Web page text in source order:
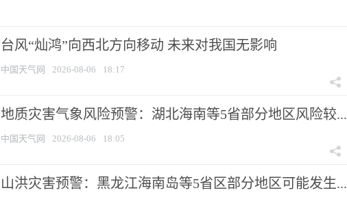
台风“灿鸿”向西北方向移动 未来对我国无影响
中国天气网 2026-08-06 18:17
地质灾害气象风险预警：湖北海南等5省部分地区风险较...
中国天气网 2026-08-06 18:05
山洪灾害预警：黑龙江海南岛等5省区部分地区可能发生...